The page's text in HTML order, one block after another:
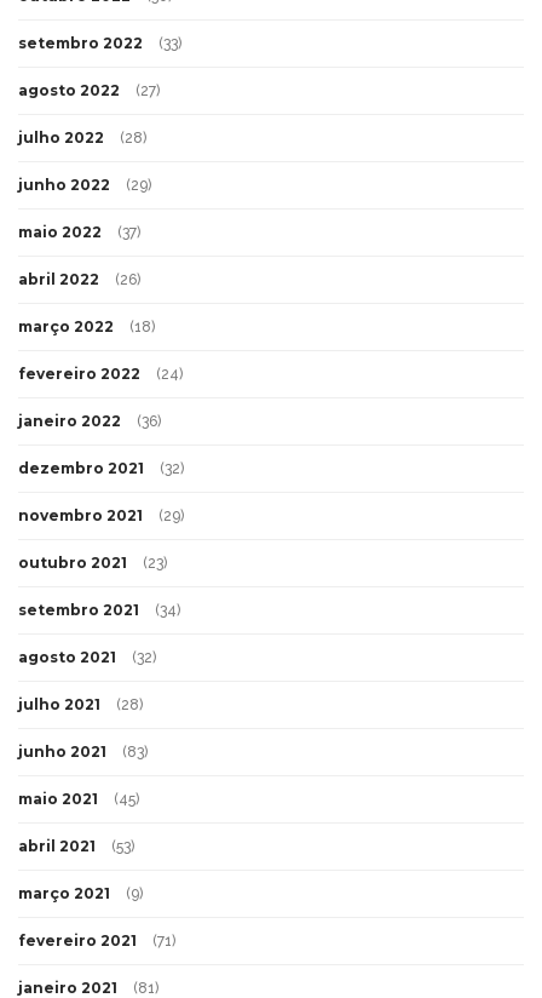
setembro 2022 (33)
agosto 2022 (27)
julho 2022 (28)
junho 2022 (29)
maio 2022 (37)
abril 2022 (26)
março 2022 (18)
fevereiro 2022 (24)
janeiro 2022 (36)
dezembro 2021 (32)
novembro 2021 (29)
outubro 2021 (23)
setembro 2021 (34)
agosto 2021 (32)
julho 2021 (28)
junho 2021 (83)
maio 2021 (45)
abril 2021 (53)
março 2021 (9)
fevereiro 2021 (71)
janeiro 2021 (81)